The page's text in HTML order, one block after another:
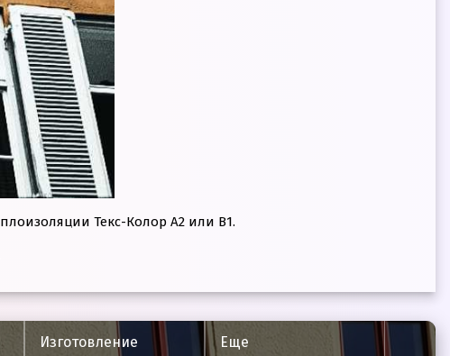
Текс-Колор А2 или В1.
Изготовление
Еще